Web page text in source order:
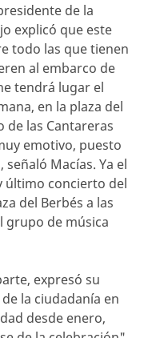
de la
explicó que este
todo las que tienen
al embarco de
tendrá lugar el
en la plaza del
de las Cantareras
emotivo, puesto
Macías. Ya el
último concierto del
del Berbés a las
grupo de música
expresó su
la ciudadanía en
desde enero,